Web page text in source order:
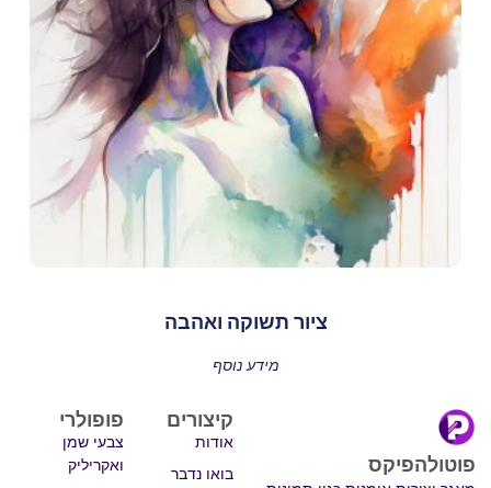
ציור תשוקה ואהבה
מידע נוסף
פוטולהפיקס
קיצורים
אודות
בואו נדבר
פופולרי
צבעי שמן
ואקריליק